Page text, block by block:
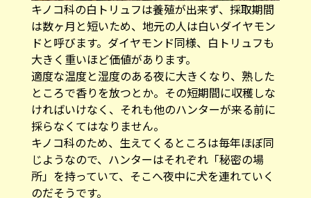
キノコ科の白トリュフは養殖が出来ず、採取期間
は数ヶ月と短いため、地元の人は白いダイヤモン
ドと呼びます。ダイヤモンド同様、白トリュフも
大きく重いほど価値があります。
適度な温度と湿度のある夜に大きくなり、熟した
ところで香りを放つとか。その短期間に収穫しな
ければいけなく、それも他のハンターが来る前に
採らなくてはなりません。
キノコ科のため、生えてくるところは毎年ほぼ同
じようなので、ハンターはそれぞれ「秘密の場
所」を持っていて、そこへ夜中に犬を連れていく
のだそうです。